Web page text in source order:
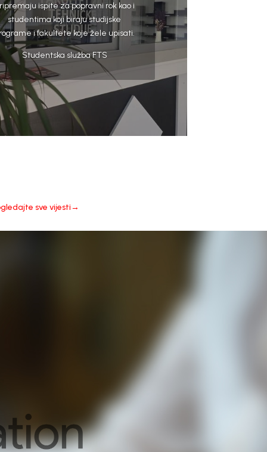
ispite za popravni rok kao i
studentima koji biraju studijske
i fakultete koje žele upisati.
Studentska služba FTS
sve vijesti→